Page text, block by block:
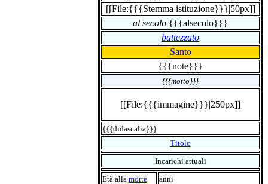
[[File:{{{Stemma istituzione}}}|50px]]
al secolo {{{alsecolo}}}
battezzato
Santo
{{{note}}}
{{{motto}}}
[[File:{{{immagine}}}|250px]]
{{{didascalia}}}
Titolo
Incarichi attuali
Età alla morte
anni